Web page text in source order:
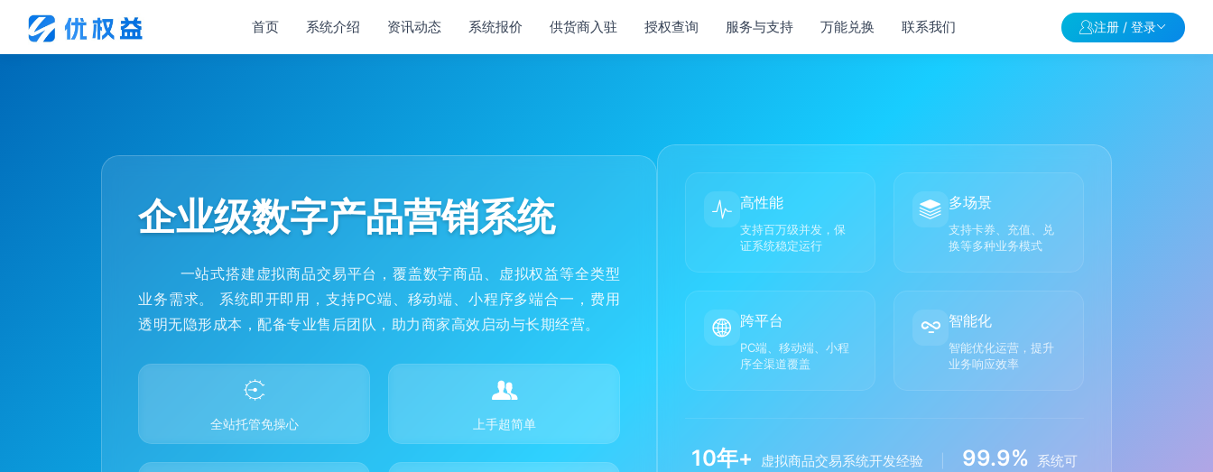
首页 系统介绍 资讯动态 系统报价 供货商入驻 授权查询 服务与支持 万能兑换 联系我们 注册 / 登录
企业级数字产品营销系统
一站式搭建虚拟商品交易平台，覆盖数字商品、虚拟权益等全类型
业务需求。 系统即开即用，支持PC端、移动端、小程序多端合一，费用
透明无隐形成本，配备专业售后团队，助力商家高效启动与长期经营。
全站托管免操心 上手超简单
高性能
支持百万级并发，保
证系统稳定运行
多场景
支持卡券、充值、兑
换等多种业务模式
跨平台
PC端、移动端、小程
序全渠道覆盖
智能化
智能优化运营，提升
业务响应效率
10年+ 虚拟商品交易系统开发经验 99.9% 系统可